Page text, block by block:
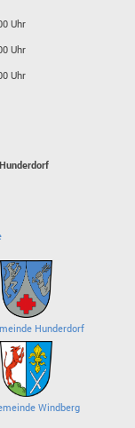
Uhr
Uhr
Uhr
Hunderdorf
Windberg